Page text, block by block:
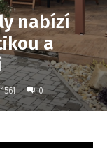
nabízí
a
1561 0